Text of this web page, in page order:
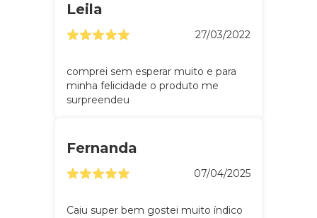
Leila
27/03/2022
comprei sem esperar muito e para
minha felicidade o produto me
surpreendeu
Fernanda
07/04/2025
Caiu super bem gostei muito índico